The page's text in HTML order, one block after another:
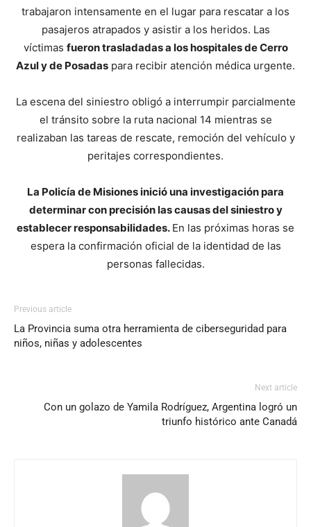
trabajaron intensamente en el lugar para rescatar a los
pasajeros atrapados y asistir a los heridos. Las
víctimas fueron trasladadas a los hospitales de Cerro
Azul y de Posadas para recibir atención médica urgente.
La escena del siniestro obligó a interrumpir parcialmente
el tránsito sobre la ruta nacional 14 mientras se
realizaban las tareas de rescate, remoción del vehículo y
peritajes correspondientes.
La Policía de Misiones inició una investigación para
determinar con precisión las causas del siniestro y
establecer responsabilidades. En las próximas horas se
espera la confirmación oficial de la identidad de las
personas fallecidas.
Previous article
La Provincia suma otra herramienta de ciberseguridad para
niños, niñas y adolescentes
Next article
Con un golazo de Yamila Rodríguez, Argentina logró un
triunfo histórico ante Canadá